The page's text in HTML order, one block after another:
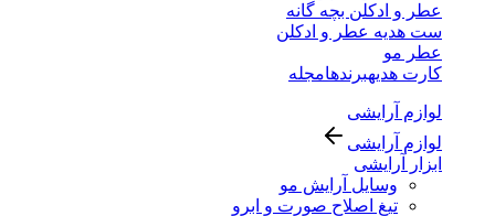
عطر و ادکلن بچه گانه
ست هدیه عطر و ادکلن
عطر مو
کارت هدیهبرندهامجله
لوازم آرایشی
لوازم آرایشی
ابزار آرایشی
وسایل آرایش مو
تیغ اصلاح صورت و ابرو